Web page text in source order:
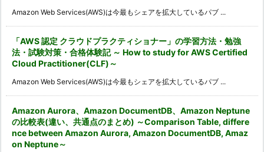
Amazon Web Services(AWS)は今最もシェアを拡大しているパブ ...
「AWS 認定 クラウドプラクティショナー」の学習方法・勉強
法・試験対策・合格体験記 ～ How to study for AWS Certified
Cloud Practitioner(CLF)～
Amazon Web Services(AWS)は今最もシェアを拡大しているパブ ...
Amazon Aurora、Amazon DocumentDB、Amazon Neptune
の比較表(違い、共通点のまとめ) ～Comparison Table, differe
nce between Amazon Aurora, Amazon DocumentDB, Amaz
on Neptune～